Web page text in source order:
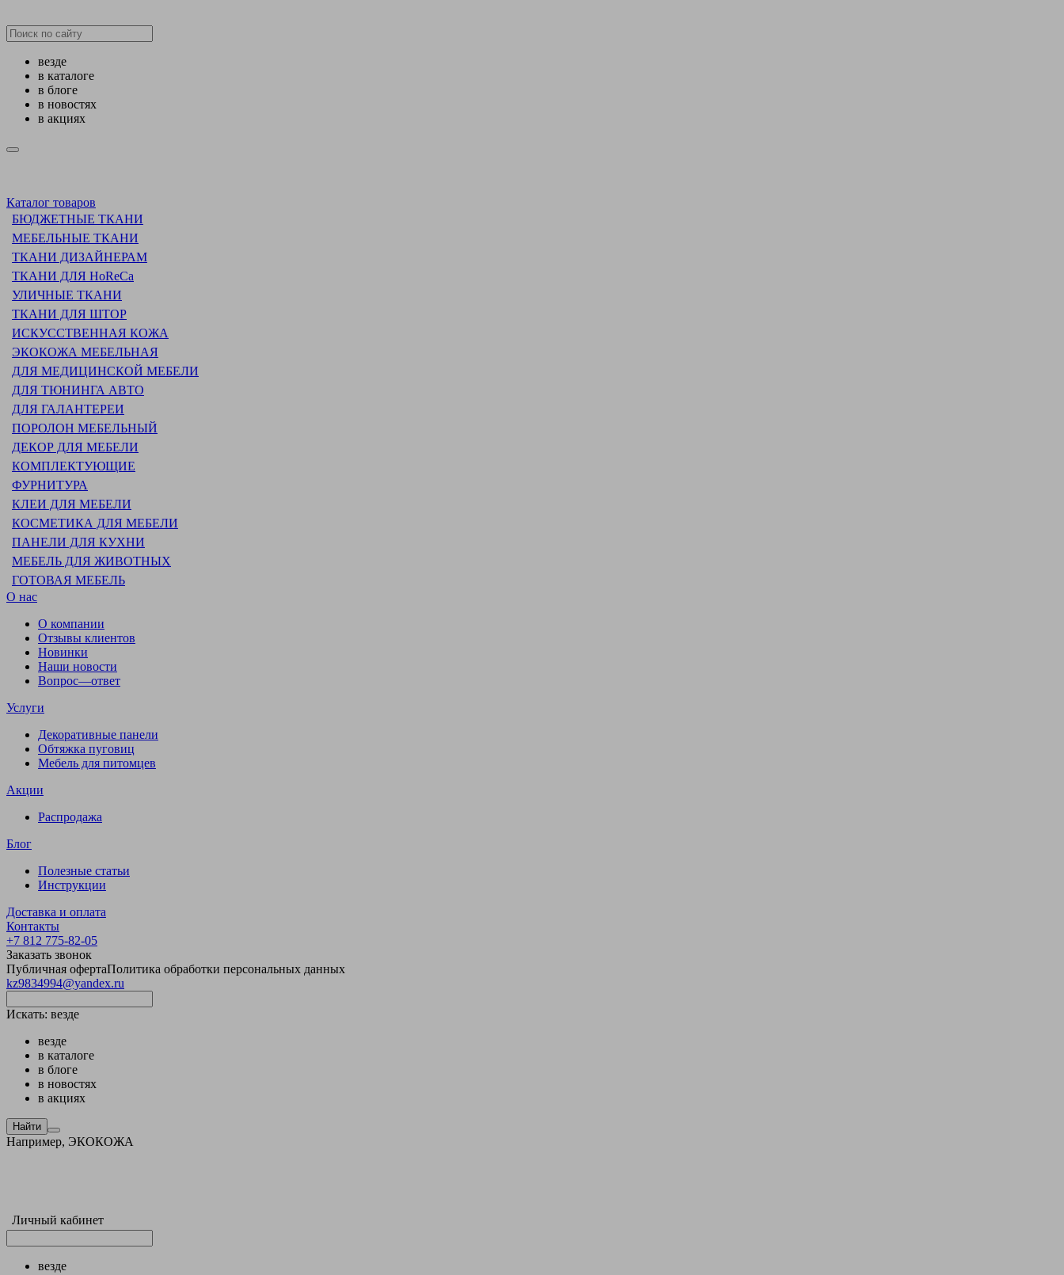
везде
в каталоге
в блоге
в новостях
в акциях
Каталог товаров
БЮДЖЕТНЫЕ ТКАНИ
МЕБЕЛЬНЫЕ ТКАНИ
ТКАНИ ДИЗАЙНЕРАМ
ТКАНИ ДЛЯ HoReCa
УЛИЧНЫЕ ТКАНИ
ТКАНИ ДЛЯ ШТОР
ИСКУССТВЕННАЯ КОЖА
ЭКОКОЖА МЕБЕЛЬНАЯ
ДЛЯ МЕДИЦИНСКОЙ МЕБЕЛИ
ДЛЯ ТЮНИНГА АВТО
ДЛЯ ГАЛАНТЕРЕИ
ПОРОЛОН МЕБЕЛЬНЫЙ
ДЕКОР ДЛЯ МЕБЕЛИ
КОМПЛЕКТУЮЩИЕ
ФУРНИТУРА
КЛЕИ ДЛЯ МЕБЕЛИ
КОСМЕТИКА ДЛЯ МЕБЕЛИ
ПАНЕЛИ ДЛЯ КУХНИ
МЕБЕЛЬ ДЛЯ ЖИВОТНЫХ
ГОТОВАЯ МЕБЕЛЬ
О нас
О компании
Отзывы клиентов
Новинки
Наши новости
Вопрос—ответ
Услуги
Декоративные панели
Обтяжка пуговиц
Мебель для питомцев
Акции
Распродажа
Блог
Полезные статьи
Инструкции
Доставка и оплата
Контакты
+7 812 775-82-05
Заказать звонок
Публичная офертаПолитика обработки персональных данных
kz9834994@yandex.ru
Искать: везде
везде
в каталоге
в блоге
в новостях
в акциях
Найти
Например, ЭКОКОЖА
Личный кабинет
везде